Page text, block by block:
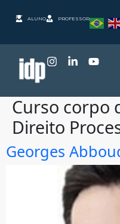
ALUNO PROFESSOR
Curso corpo
Direito
Georges